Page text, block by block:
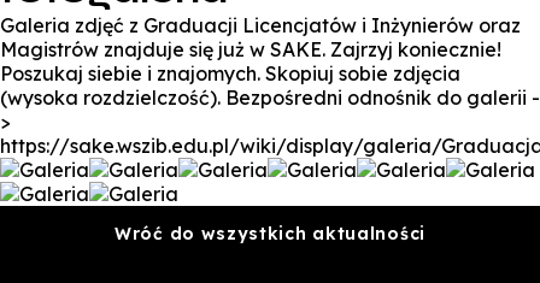
Galeria zdjęć z Graduacji Licencjatów i Inżynierów oraz
Magistrów znajduje się już w SAKE. Zajrzyj koniecznie!
Poszukaj siebie i znajomych. Skopiuj sobie zdjęcia
(wysoka rozdzielczość). Bezpośredni odnośnik do galerii -
>
https://sake.wszib.edu.pl/wiki/display/galeria/
Wróć do wszystkich aktualności